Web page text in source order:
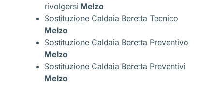
rivolgersi Melzo
Sostituzione Caldaia Beretta Tecnico
Melzo
Sostituzione Caldaia Beretta Preventivo
Melzo
Sostituzione Caldaia Beretta Preventivi
Melzo